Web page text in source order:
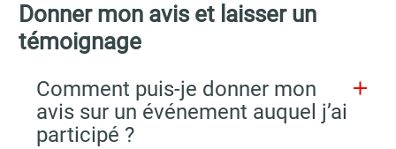
Donner mon avis et laisser un
témoignage
Comment puis-je donner mon
avis sur un événement auquel j’ai
participé ?